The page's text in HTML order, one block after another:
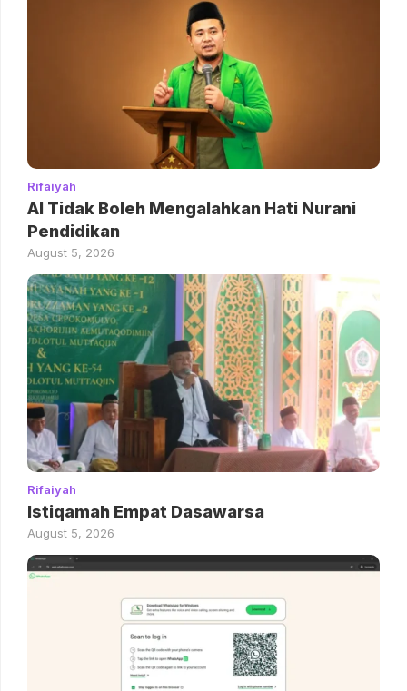
Rifaiyah
AI Tidak Boleh Mengalahkan Hati Nurani
Pendidikan
August 5, 2026
Rifaiyah
Istiqamah Empat Dasawarsa
August 5, 2026